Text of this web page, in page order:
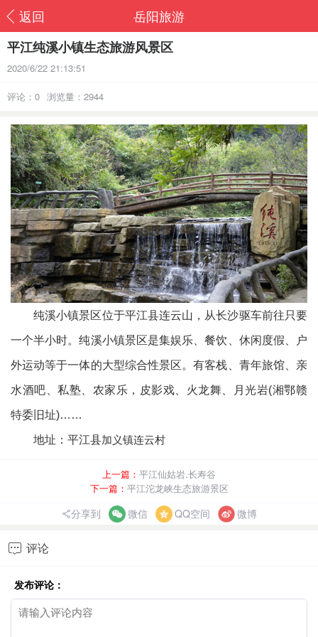
返回
岳阳旅游
平江纯溪小镇生态旅游风景区
2020/6/22 21:13:51
评论：0 浏览量：2944
纯溪小镇景区位于平江县连云山，从长沙驱车前往只要
一个半小时。纯溪小镇景区是集娱乐、餐饮、休闲度假、户
外运动等于一体的大型综合性景区。有客栈、青年旅馆、亲
水酒吧、私塾、农家乐，皮影戏、火龙舞、月光岩(湘鄂赣
特委旧址)……
地址：平江县加义镇连云村
上一篇： 平江仙姑岩.长寿谷
下一篇： 平江沱龙峡生态旅游景区
分享到 微信 QQ空间 微博
 评论
发布评论：